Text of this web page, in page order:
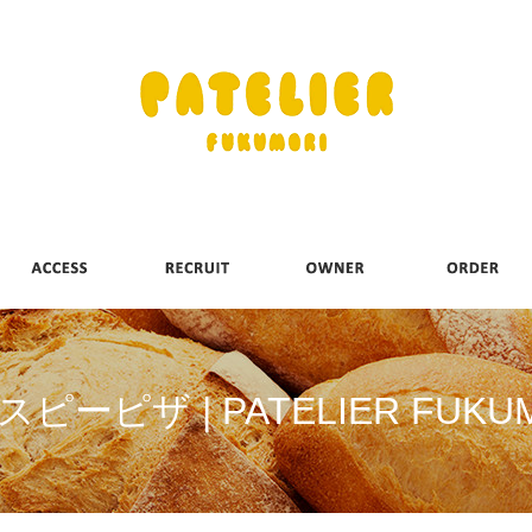
ピーピザ | PATELIER